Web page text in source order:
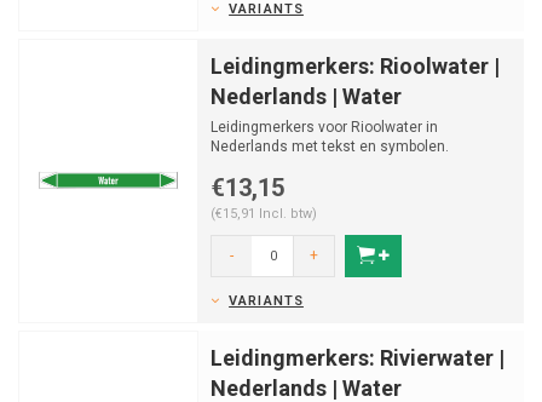
VARIANTS
Leidingmerkers: Rioolwater |
Nederlands | Water
Leidingmerkers voor Rioolwater in
Nederlands met tekst en symbolen.
€13,15
(€15,91 Incl. btw)
- +
VARIANTS
Leidingmerkers: Rivierwater |
Nederlands | Water